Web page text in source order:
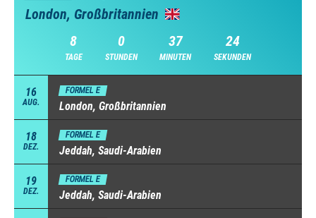
London, Großbritannien
8
TAGE
0
STUNDEN
37
MINUTEN
24
SEKUNDEN
16
AUG.
FORMEL E
London, Großbritannien
18
DEZ.
FORMEL E
Jeddah, Saudi-Arabien
19
DEZ.
FORMEL E
Jeddah, Saudi-Arabien